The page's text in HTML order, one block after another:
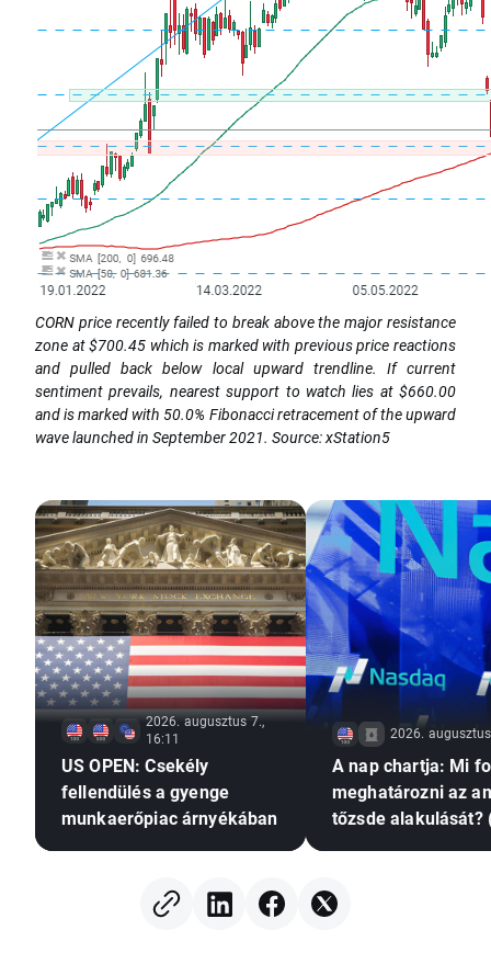
CORN price recently failed to break above the major resistance
zone at $700.45 which is marked with previous price reactions
and pulled back below local upward trendline. If current
sentiment prevails, nearest support to watch lies at $660.00
and is marked with 50.0% Fibonacci retracement of the upward
wave launched in September 2021. Source: xStation5
2026. augusztus 7.,
16:11
US OPEN: Csekély
fellendülés a gyenge
munkaerőpiac árnyékában
2026.
A nap chartja: Mi
meghatározni az
tőzsde alakulását?